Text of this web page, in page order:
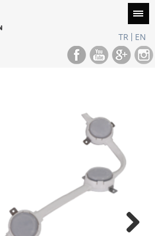
TR EN